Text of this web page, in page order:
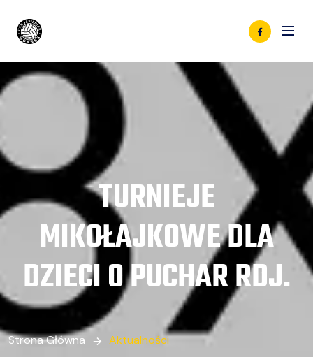
TURNIEJE
MIKOŁAJKOWE DLA
DZIECI O PUCHAR RDJ.
Strona Główna Aktualności